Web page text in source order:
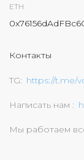
ETH
Контакты
TG https://t.me/
Написать нам
Мы работаем